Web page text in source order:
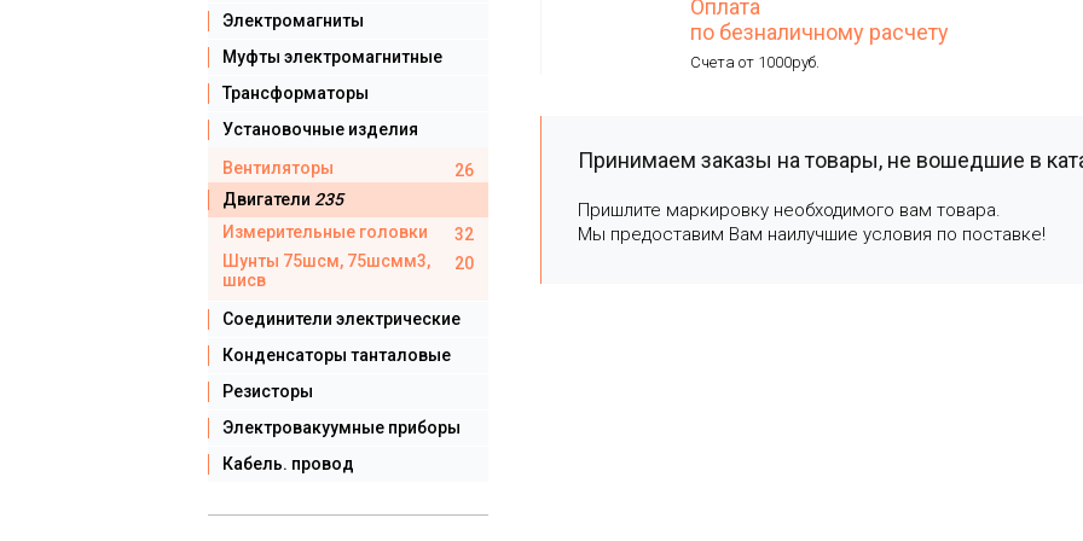
Оплата
по безналичному расчету
Счета от 1000руб.
Принимаем заказы на товары, не вошедшие в
Пришлите маркировку необходимого вам товара.
Мы предоставим Вам наилучшие условия по поставке!
Электромагниты
Муфты электромагнитные
Трансформаторы
Установочные изделия
Вентиляторы
26
Двигатели 235
Измерительные головки
32
Шунты 75шсм, 75шсмм3,
шисв
20
Соединители электрические
Конденсаторы танталовые
Резисторы
Электровакуумные приборы
Кабель. провод